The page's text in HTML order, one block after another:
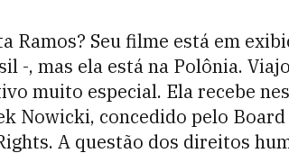
Ramos? Seu filme está em
-, mas ela está na Polônia.
muito especial. Ela recebe
Nowicki, concedido pelo
A questão dos direitos